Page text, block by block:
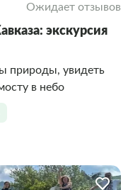
Ожидает отзывов
экскурсия
природы, увидеть
в небо